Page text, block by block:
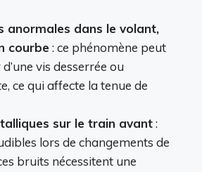
anormales dans le volant,
courbe : ce phénomène peut
vis desserrée ou
ce qui affecte la tenue de
sur le train avant:
lors de changements de
bruits nécessitent une